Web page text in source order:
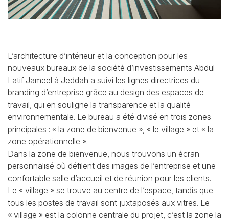
L’architecture d’intérieur et la conception pour les
nouveaux bureaux de la société d’investissements Abdul
Latif Jameel à Jeddah a suivi les lignes directrices du
branding d’entreprise grâce au design des espaces de
travail, qui en souligne la transparence et la qualité
environnementale. Le bureau a été divisé en trois zones
principales : « la zone de bienvenue », « le village » et « la
zone opérationnelle ».
Dans la zone de bienvenue, nous trouvons un écran
personnalisé où défilent des images de l’entreprise et une
confortable salle d’accueil et de réunion pour les clients.
Le « village » se trouve au centre de l’espace, tandis que
tous les postes de travail sont juxtaposés aux vitres. Le
« village » est la colonne centrale du projet, c’est la zone la